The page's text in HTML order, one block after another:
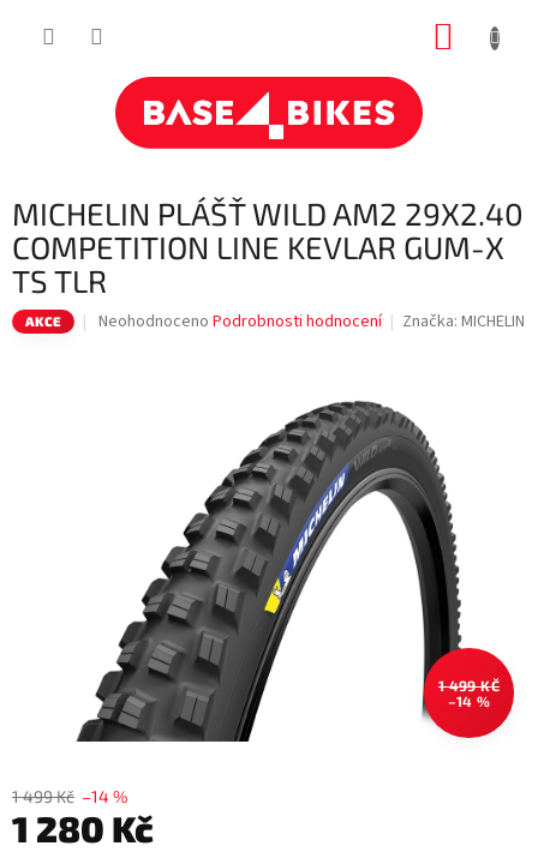
MICHELIN PLÁŠŤ WILD AM2 29X2.40
COMPETITION LINE KEVLAR GUM-X
TS TLR
AKCE
Průměrné
Neohodnoceno Podrobnosti hodnocení Značka: MICHELIN
1 499 KČ
–14 %
1 499 Kč –14 %
1 280 Kč